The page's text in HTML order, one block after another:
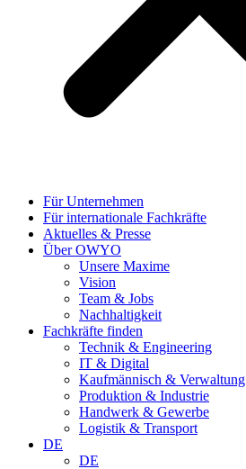
Für Unternehmen
Für internationale Fachkräfte
Aktuelles & Presse
Über OWYO
Unsere Maxime
Vision
Team & Jobs
Nachhaltigkeit
Fachkräfte finden
Technik & Engineering
IT & Digital
Kaufmännisch & Verwaltung
Produktion & Industrie
Handwerk & Gewerbe
Logistik & Transport
DE
DE